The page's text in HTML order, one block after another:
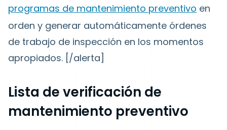
programas de mantenimiento preventivo en
orden y generar automáticamente órdenes
de trabajo de inspección en los momentos
apropiados. [/alerta]
Lista de verificación de
mantenimiento preventivo